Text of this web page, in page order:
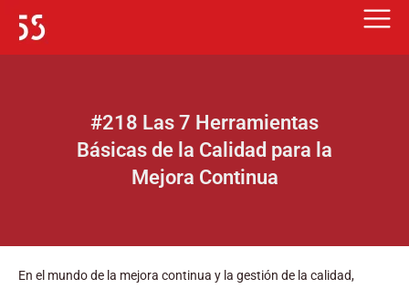
#218 Las 7 Herramientas
Básicas de la Calidad para la
Mejora Continua
En el mundo de la mejora continua y la gestión de la calidad,